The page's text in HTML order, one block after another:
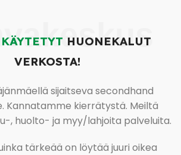
KÄYTETYT HUONEKALUT
VERKOSTA!
sijaitseva secondhand
Kannatamme kierrätystä. Meiltä
, huolto- ja myy/lahjoita palveluita.
tärkeää on löytää juuri oikea